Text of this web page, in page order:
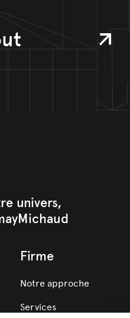
univers,
Firme
Notre approche
Services